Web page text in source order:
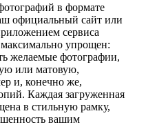
в формате
официальный сайт или
сервиса
упрощен:
желаемые фотографии,
или матовую,
и, конечно же,
Каждая загруженная
в стильную рамку,
вашим